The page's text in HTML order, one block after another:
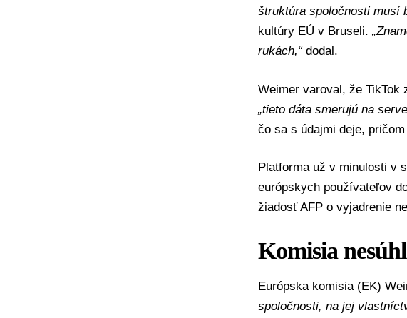
štruktúra spoločnosti musí
kultúry EÚ v Bruseli.
rukách,“dodal.
Weimer varoval, že TikTok
„tieto dáta smerujú na
čo sa s údajmi deje,
Platforma už v minulosti v
európskych používateľov
žiadosť AFP o vyjadrenie
Komisia
Európska komisia (EK)
spoločnosti, na jej